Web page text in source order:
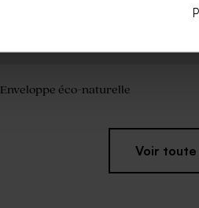
Enveloppe éco-naturelle
Voir toute